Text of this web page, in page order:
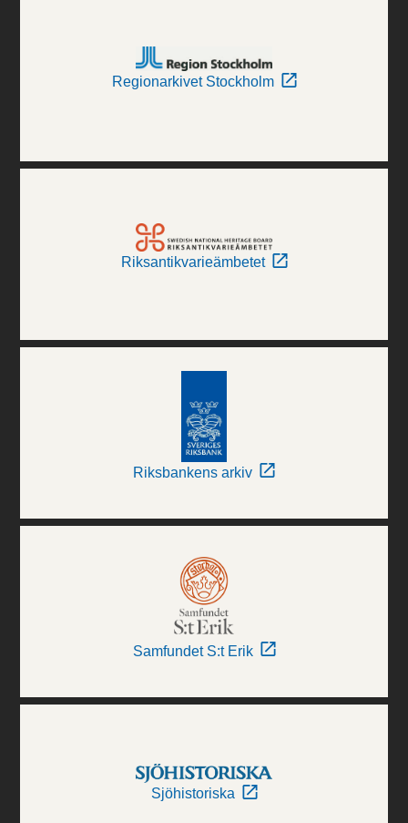
Regionarkivet Stockholm
Riksantikvarieämbetet
Riksbankens arkiv
Samfundet S:t Erik
Sjöhistoriska